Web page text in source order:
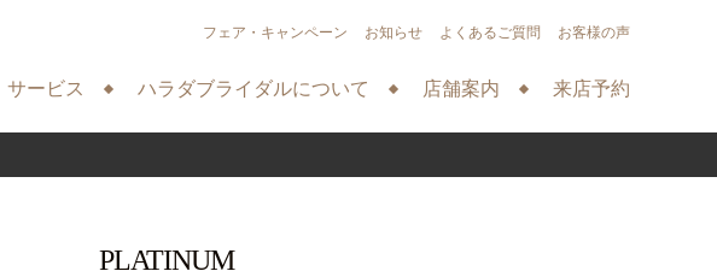
サービス ハラダブライダルについて 店舗案内 来店予約
フェア・キャンペーン お知らせ よくあるご質問 お客様の声
PLATINUM